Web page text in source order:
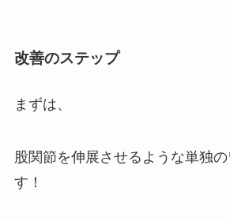
改善のステップ
まずは、
股関節を伸展させるような単独
す！